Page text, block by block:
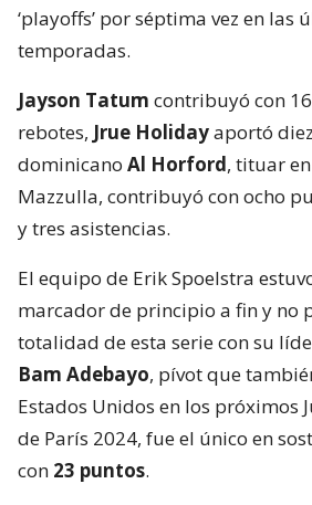
‘playoffs’ por séptima vez en las
temporadas.
Jayson Tatum contribuyó con
rebotes, Jrue Holidayaportó
dominicano Al Horford, tituar
Mazzulla, contribuyó con ocho
y tres asistencias.
El equipo de Erik Spoelstra
marcador de principio a fin y no
totalidad de esta serie con su
Bam Adebayo, pívot que
Estados Unidos en los próximos
de París 2024, fue el único en
con 23 puntos.